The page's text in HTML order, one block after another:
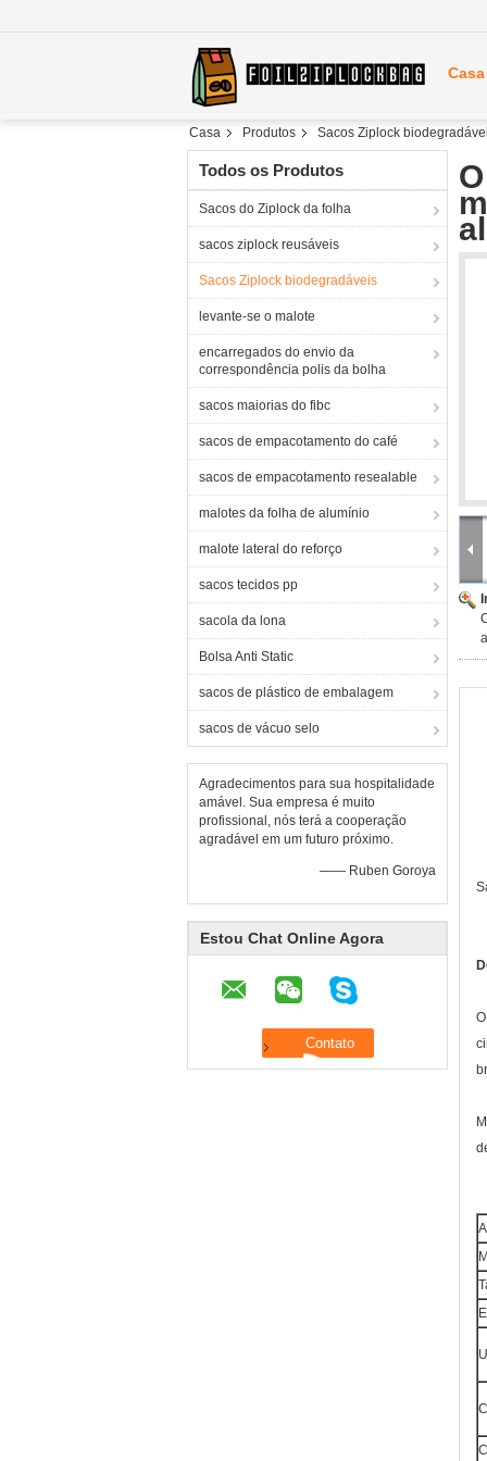
Casa
Casa Produtos Sacos Ziplock
Todos os Produtos
Sacos do Ziplock da folha
sacos ziplock reusáveis
Sacos Ziplock biodegradáveis
levante-se o malote
encarregados do envio da
correspondência polis da bolha
sacos maiorias do fibc
sacos de empacotamento do café
sacos de empacotamento resealable
malotes da folha de alumínio
malote lateral do reforço
sacos tecidos pp
sacola da lona
Bolsa Anti Static
sacos de plástico de embalagem
sacos de vácuo selo
Agradecimentos para sua hospitalidade
amável. Sua empresa é muito
profissional, nós terá a cooperação
agradável em um futuro próximo.
—— Ruben Goroya
Estou Chat Online Agora